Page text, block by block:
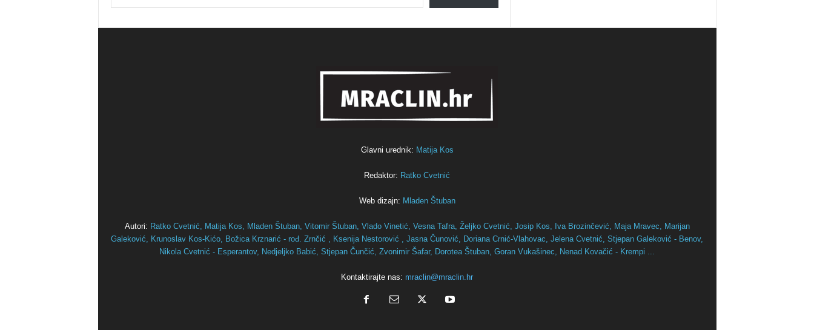
Glavni urednik: Matija Kos
Redaktor: Ratko Cvetnić
Web dizajn: Mladen Štuban
Autori: Ratko Cvetnić, Matija Kos, Mladen Štuban, Vitomir Štuban, Vlado Vinetić, Vesna Tafra, Željko Cvetnić, Josip Kos, Iva Brozinčević, Maja Mravec, Marijan
Galeković, Krunoslav Kos-Kićo, Božica Krznarić - rođ. Zrnčić , Ksenija Nestorović , Jasna Čunović, Doriana Crnić-Vlahovac, Jelena Cvetnić, Stjepan Galeković - Benov,
Nikola Cvetnić - Esperantov, Nedjeljko Babić, Stjepan Čunčić, Zvonimir Šafar, Dorotea Štuban, Goran Vukašinec, Nenad Kovačić - Krempi ...
Kontaktirajte nas: mraclin@mraclin.hr